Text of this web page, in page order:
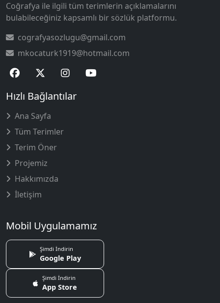
Coğrafya ile ilgili tüm terimlerin açıklamalarını
bulabileceğiniz kapsamlı bir sözlük platformu.
cografyasozlugu@gmail.com
mkocaturk1919@hotmail.com
Hızlı Bağlantılar
Ana Sayfa
Tüm Terimler
Terim Öner
Projemiz
Hakkımızda
İletişim
Mobil Uygulamamız
Şimdi İndirin
Google Play
Şimdi İndirin
App Store